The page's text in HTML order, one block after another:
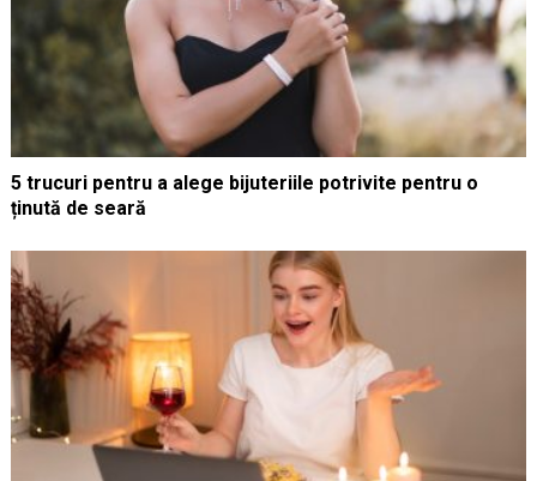
5 trucuri pentru a alege bijuteriile potrivite pentru o
ținută de seară